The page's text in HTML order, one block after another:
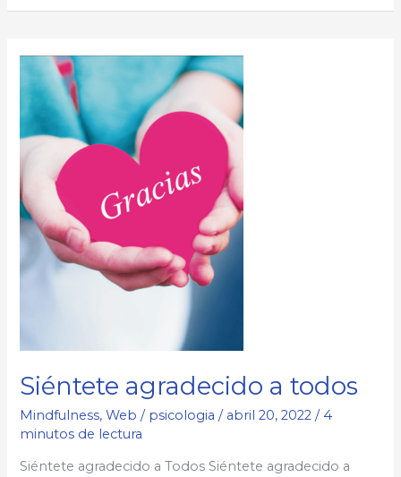
de
Siéntete agradecido a todos
Mindfulness,Web / psicologia/ abril 20, 2022/ 4
minutos de lectura
Siéntete agradecido a Todos Siéntete agradecido a